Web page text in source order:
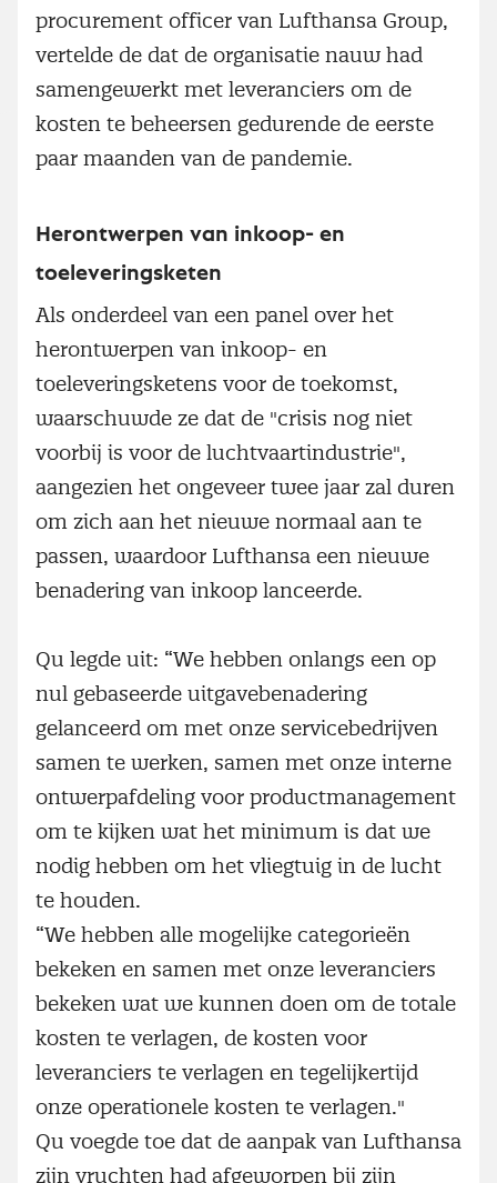
procurement officer van Lufthansa Group,
vertelde de dat de organisatie nauw had
samengewerkt met leveranciers om de
kosten te beheersen gedurende de eerste
paar maanden van de pandemie.
Herontwerpen van inkoop- en
toeleveringsketen
Als onderdeel van een panel over het
herontwerpen van inkoop- en
toeleveringsketens voor de toekomst,
waarschuwde ze dat de "crisis nog niet
voorbij is voor de luchtvaartindustrie",
aangezien het ongeveer twee jaar zal duren
om zich aan het nieuwe normaal aan te
passen, waardoor Lufthansa een nieuwe
benadering van inkoop lanceerde.
Qu legde uit: “We hebben onlangs een op
nul gebaseerde uitgavebenadering
gelanceerd om met onze servicebedrijven
samen te werken, samen met onze interne
ontwerpafdeling voor productmanagement
om te kijken wat het minimum is dat we
nodig hebben om het vliegtuig in de lucht
te houden.
“We hebben alle mogelijke categorieën
bekeken en samen met onze leveranciers
bekeken wat we kunnen doen om de totale
kosten te verlagen, de kosten voor
leveranciers te verlagen en tegelijkertijd
onze operationele kosten te verlagen."
Qu voegde toe dat de aanpak van Lufthansa
zijn vruchten had afgeworpen bij zijn